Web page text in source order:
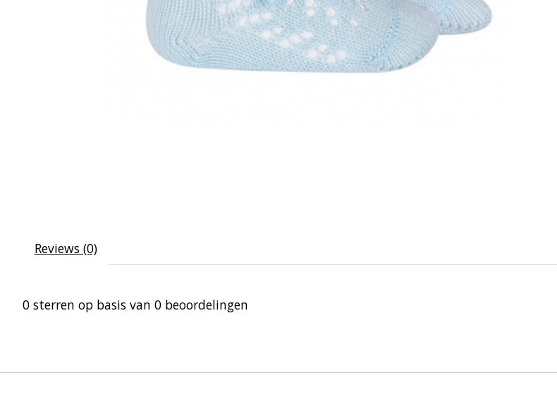
Reviews (0)
0 sterren op basis van 0 beoordelingen